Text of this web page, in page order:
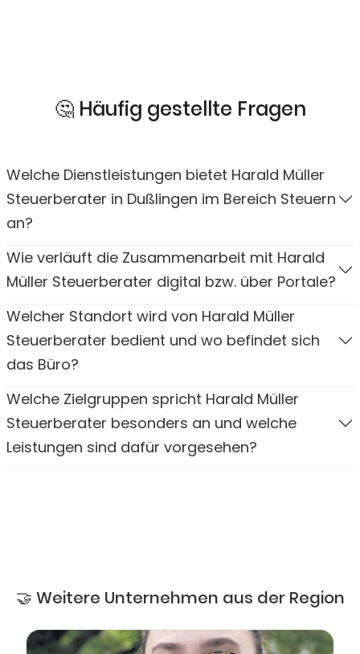
🤔 Häufig gestellte Fragen
Welche Dienstleistungen bietet Harald Müller
Steuerberater in Dußlingen im Bereich Steuern
an?
Wie verläuft die Zusammenarbeit mit Harald
Müller Steuerberater digital bzw. über Portale?
Welcher Standort wird von Harald Müller
Steuerberater bedient und wo befindet sich
das Büro?
Welche Zielgruppen spricht Harald Müller
Steuerberater besonders an und welche
Leistungen sind dafür vorgesehen?
🤝 Weitere Unternehmen aus der Region